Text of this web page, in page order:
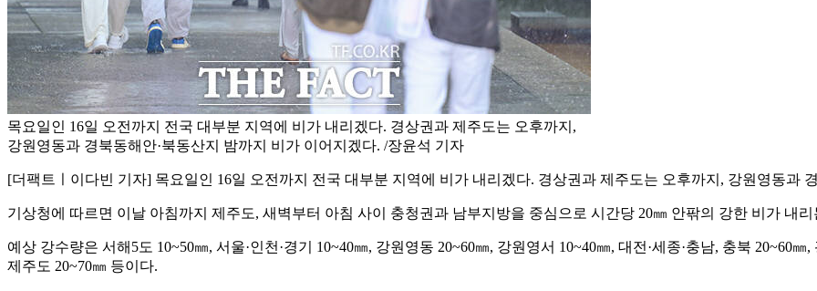
목요일인 16일 오전까지 전국 대부분 지역에 비가 내리겠다. 경상권과 제주도는 오후까지,
강원영동과 경북동해안·북동산지 밤까지 비가 이어지겠다. /장윤석 기자
[더팩트ㅣ이다빈 기자] 목요일인 16일 오전까지 전국 대부분 지역에 비가 내리겠다. 경상권과 제주도는 오후까지, 강원영동과
기상청에 따르면 이날 아침까지 제주도, 새벽부터 아침 사이 충청권과 남부지방을 중심으로 시간당 20㎜ 안팎의 강한 비가 내
예상 강수량은 서해5도 10~50㎜, 서울·인천·경기 10~40㎜, 강원영동 20~60㎜, 강원영서 10~40㎜, 대전·세종·충남, 충북 20~60㎜
제주도 20~70㎜ 등이다.